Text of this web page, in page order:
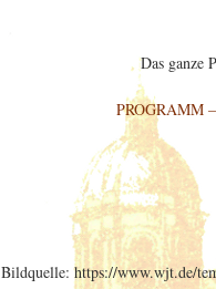
Das ganze
PROGRAMM –
Bildquelle: https://www.wjt.de/